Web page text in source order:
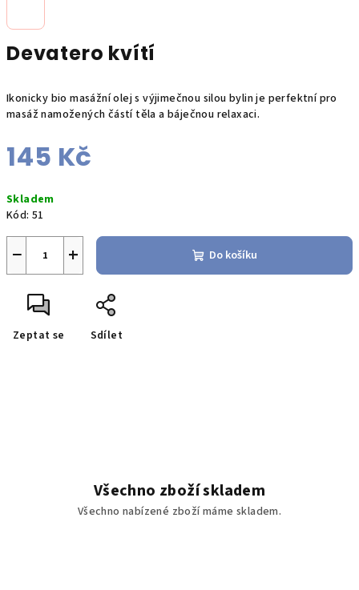
Devatero kvítí
Ikonicky bio masážní olej s výjimečnou silou bylin je perfektní pro
masáž namožených částí těla a báječnou relaxaci.
145 Kč
cena:
Skladem
Kód: 51
+
− Do košíku
Zeptat se Sdílet
Všechno zboží skladem
Všechno nabízené zboží máme skladem.